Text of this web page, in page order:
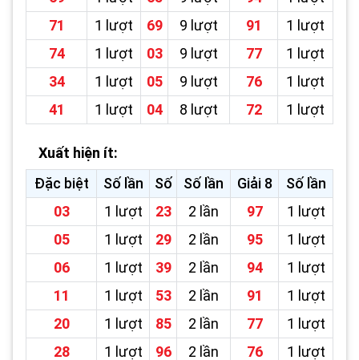
71
1 lượt 69 9 lượt 91
1 lượt
74
1 lượt 03 9 lượt 77
1 lượt
34
1 lượt 05 9 lượt 76
1 lượt
41
1 lượt 04 8 lượt 72 1 lượt
Xuất hiện ít:
Đặc biệt
Số lần Số Số lần Giải 8
Số lần
03
1 lượt 23 2 lần 97
1 lượt
05
1 lượt 29 2 lần 95
1 lượt
06
1 lượt 39 2 lần 94
1 lượt
11
1 lượt 53 2 lần 91
1 lượt
20
1 lượt 85 2 lần 77
1 lượt
28
1 lượt 96 2 lần 76 1 lượt